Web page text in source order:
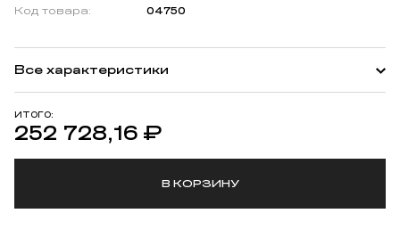
ИТОГО:
252 728,16 ₽
В КОРЗИНУ
Код товара:
04750
Все характеристики